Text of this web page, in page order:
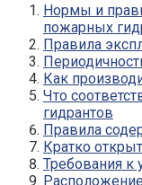
Нормы и
пожарных
Правила
Как
Что
гидрантов
Правила
Кратко
Требования к